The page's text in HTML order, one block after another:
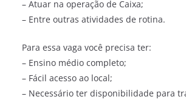
– Atuar na operação de Caixa;
– Entre outras atividades de rotina.
Para essa vaga você precisa ter:
– Ensino médio completo;
– Fácil acesso ao local;
– Necessário ter disponibilidade para